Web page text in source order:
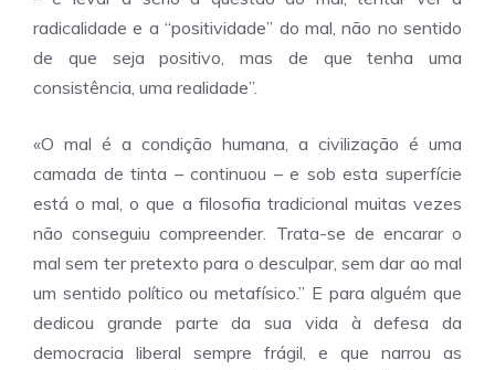
radicalidade e a “positividade” do mal, não no sentido
de que seja positivo, mas de que tenha uma
consistência, uma realidade”.
«O mal é a condição humana, a civilização é uma
camada de tinta – continuou – e sob esta superfície
está o mal, o que a filosofia tradicional muitas vezes
não conseguiu compreender. Trata-se de encarar o
mal sem ter pretexto para o desculpar, sem dar ao mal
um sentido político ou metafísico.” E para alguém que
dedicou grande parte da sua vida à defesa da
democracia liberal sempre frágil, e que narrou as